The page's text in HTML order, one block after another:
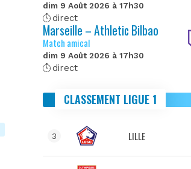
dim 9 Août 2026 à 17h30
direct
Marseille – Athletic Bilbao
Match amical
dim 9 Août 2026 à 17h30
direct
CLASSEMENT LIGUE 1
3 LILLE